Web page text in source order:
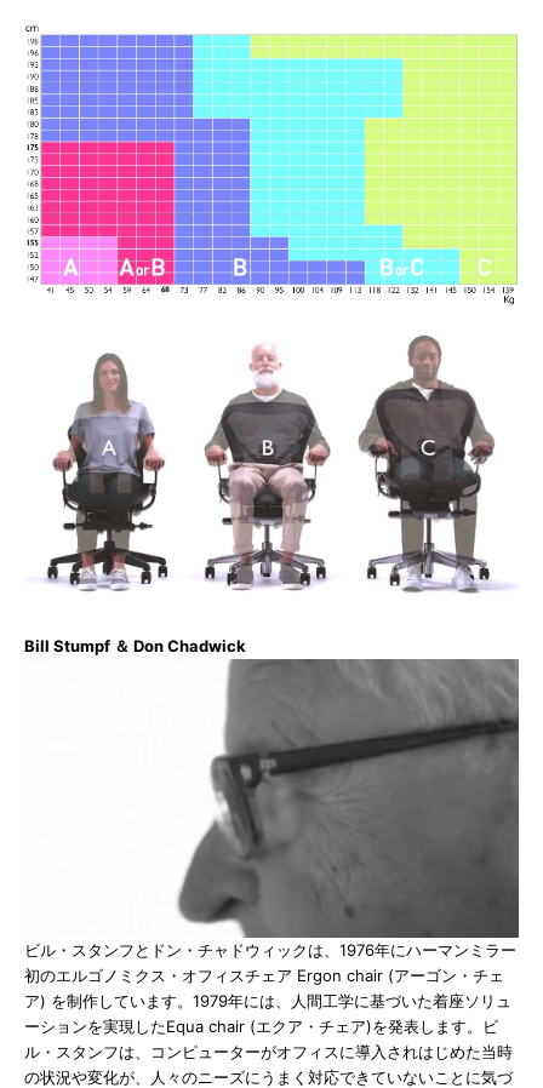
Bill Stumpf ＆ Don Chadwick
ビル・スタンフとドン・チャドウィックは、1976年にハーマンミラー
初のエルゴノミクス・オフィスチェア Ergon chair (アーゴン・チェ
ア) を制作しています。1979年には、人間工学に基づいた着座ソリュ
ーションを実現したEqua chair (エクア・チェア)を発表します。ビ
ル・スタンフは、コンピューターがオフィスに導入されはじめた当時
の状況や変化が、人々のニーズにうまく対応できていないことに気づ